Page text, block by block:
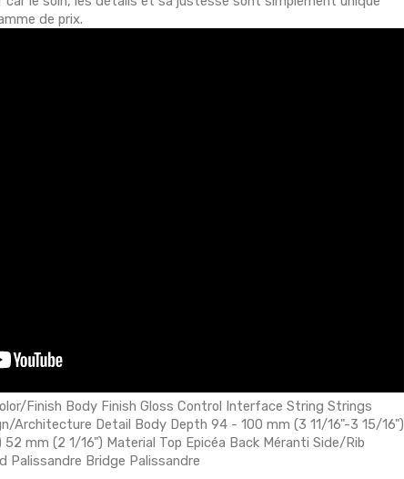
de prix.
Finish Body Finish Gloss Control Interface String Strings
Architecture Detail Body Depth 94 - 100 mm (3 11/16"-3 15/16")
mm (2 1/16") Material Top Epicéa Back Méranti Side/Rib
Palissandre Bridge Palissandre